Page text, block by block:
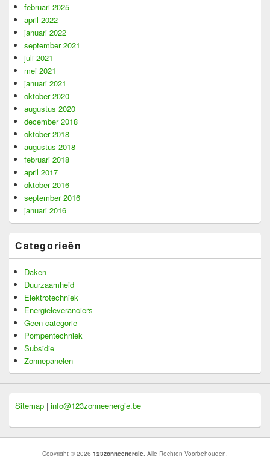
februari 2025
april 2022
januari 2022
september 2021
juli 2021
mei 2021
januari 2021
oktober 2020
augustus 2020
december 2018
oktober 2018
augustus 2018
februari 2018
april 2017
oktober 2016
september 2016
januari 2016
Categorieën
Daken
Duurzaamheid
Elektrotechniek
Energieleveranciers
Geen categorie
Pompentechniek
Subsidie
Zonnepanelen
Sitemap | info@123zonneenergie.be
Copyright © 2026 123zonneenergie. Alle Rechten Voorbehouden.